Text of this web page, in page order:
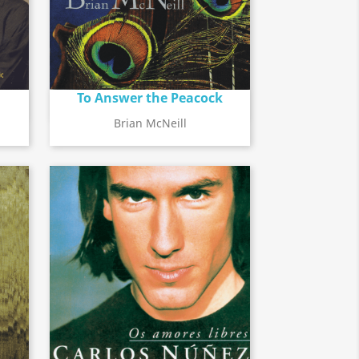
To Answer the Peacock
Brian McNeill
searchDétail de l'album